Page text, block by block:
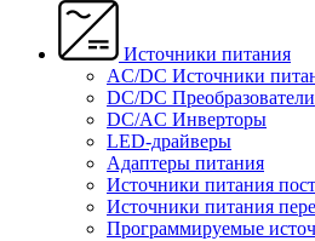
Источники питания
AC/DC Источники
DC/DC Преобразователи
DC/AC Инверторы
LED-драйверы
Адаптеры питания
Источники питания
Источники питания
Программируемые